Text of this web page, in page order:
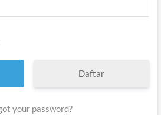
Daftar
your password?